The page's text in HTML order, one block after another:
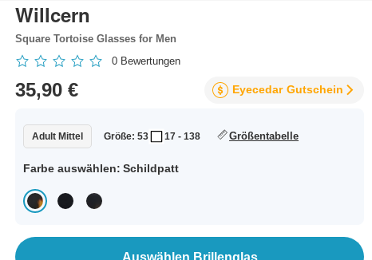
Willcern
Square Tortoise Glasses for Men
0 Bewertungen
35,90 € Eyecedar Gutschein
Adult Mittel Größe: 53 17 - 138 Größentabelle
Farbe auswählen: Schildpatt
Auswählen Brillenglas